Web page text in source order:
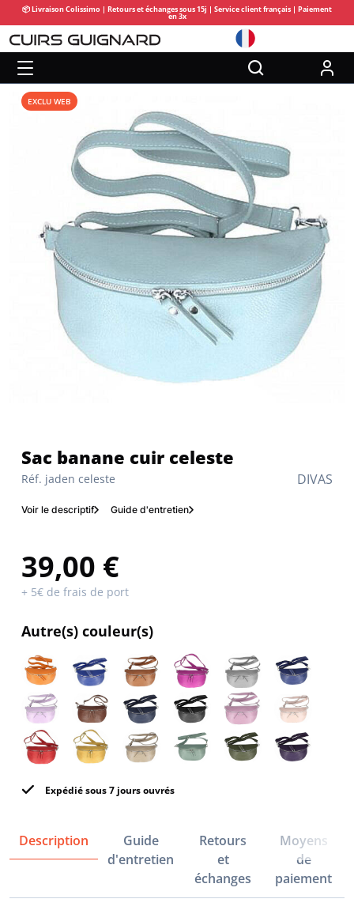
📦 Livraison Colissimo | Retours et échanges sous 15j | Service client français | Paiement
en 3x
DIVAS
Réf. jaden celeste
Sac banane cuir celeste
Voir le descriptif Guide d'entretien
39,00 €
+ 5€ de frais de port
Autre(s) couleur(s)
Expédié sous 7 jours ouvrés
EXCLU WEB
Description
Guide
d'entretien
Retours
et
échanges
Moyens
de
paiement